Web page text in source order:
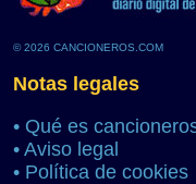
© 2026 CANCIONEROS.COM
Notas legales
• Qué es
• Aviso legal
• Política de cookies